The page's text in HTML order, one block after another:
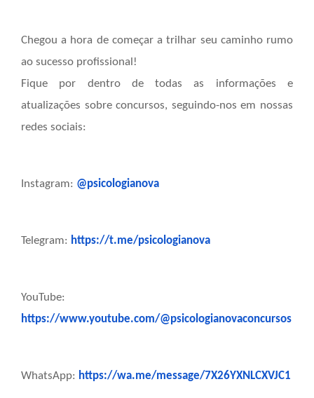
Chegou a hora de começar a trilhar seu caminho rumo
ao sucesso profissional!
Fique por dentro de todas as informações e
atualizações sobre concursos, seguindo-nos em nossas
redes sociais:
Instagram: @psicologianova
Telegram: https://t.me/psicologianova
YouTube:
https://www.youtube.com/@psicologianovaconcursos
WhatsApp: https://wa.me/message/7X26YXNLCXVJC1